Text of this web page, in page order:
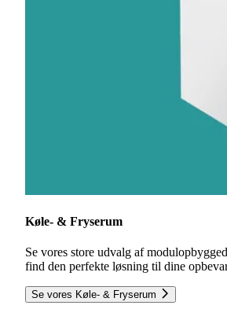
Køle- & Fryserum
Se vores store udvalg af
find den perfekte løsning til dine
Se vores Køle- & Fryserum